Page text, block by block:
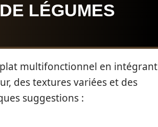
LÉGUMES
multifonctionnel en intégrant
des textures variées et des
suggestions :